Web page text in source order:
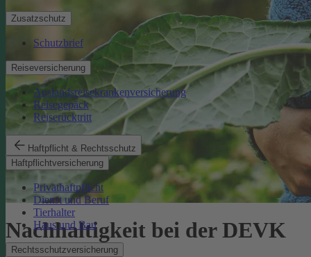
Zusatzschutz
Schutzbrief
Reiseversicherung
Auslandsreisekrankenversicherung
Reisegepäck
Reiserücktritt
Haftpflicht & Rechtsschutz
Haftpflichtversicherung
Privathaftpflicht
Dienst und Beruf
Tierhalter
Haus und Bau
Rechtsschutzversicherung
Nachhaltigkeit bei der DEVK